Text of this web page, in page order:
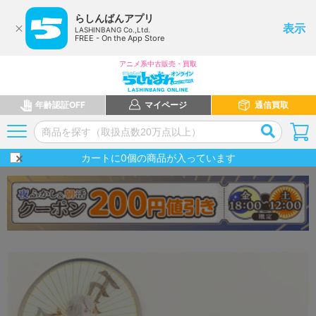
らしんばんアプリ
LASHINBANG Co.,Ltd.
FREE - On the App Store
表示
アニメ系中古販売・買取
年齢認証OFF マイページ 通信買取
カートに0個の商品が入っています